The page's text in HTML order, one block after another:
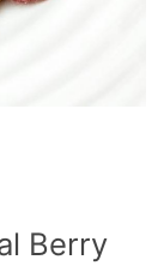
Berry